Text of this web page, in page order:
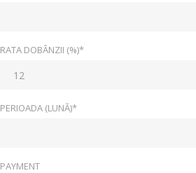
RATA DOBÂNZII (%)*
PERIOADA (LUNĂ)*
PAYMENT